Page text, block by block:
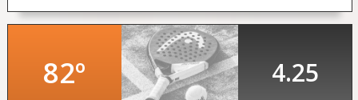
Regístrate Gratisy Juega Ya
Acceso aMi Cuenta
82º 4.25